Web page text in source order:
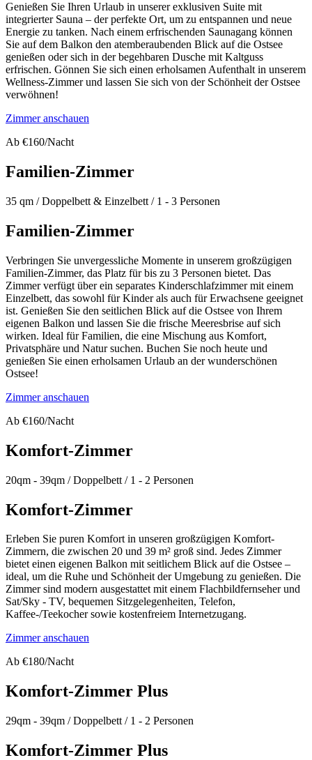
Genießen Sie Ihren Urlaub in unserer exklusiven Suite mit
integrierter Sauna – der perfekte Ort, um zu entspannen und neue
Energie zu tanken. Nach einem erfrischenden Saunagang können
Sie auf dem Balkon den atemberaubenden Blick auf die Ostsee
genießen oder sich in der begehbaren Dusche mit Kaltguss
erfrischen. Gönnen Sie sich einen erholsamen Aufenthalt in unserem
Wellness-Zimmer und lassen Sie sich von der Schönheit der Ostsee
verwöhnen!
Zimmer anschauen
Ab €160/Nacht
Familien-Zimmer
35 qm / Doppelbett & Einzelbett / 1 - 3 Personen
Familien-Zimmer
Verbringen Sie unvergessliche Momente in unserem großzügigen
Familien-Zimmer, das Platz für bis zu 3 Personen bietet. Das
Zimmer verfügt über ein separates Kinderschlafzimmer mit einem
Einzelbett, das sowohl für Kinder als auch für Erwachsene geeignet
ist. Genießen Sie den seitlichen Blick auf die Ostsee von Ihrem
eigenen Balkon und lassen Sie die frische Meeresbrise auf sich
wirken. Ideal für Familien, die eine Mischung aus Komfort,
Privatsphäre und Natur suchen. Buchen Sie noch heute und
genießen Sie einen erholsamen Urlaub an der wunderschönen
Ostsee!
Zimmer anschauen
Ab €160/Nacht
Komfort-Zimmer
20qm - 39qm / Doppelbett / 1 - 2 Personen
Komfort-Zimmer
Erleben Sie puren Komfort in unseren großzügigen Komfort-
Zimmern, die zwischen 20 und 39 m² groß sind. Jedes Zimmer
bietet einen eigenen Balkon mit seitlichem Blick auf die Ostsee –
ideal, um die Ruhe und Schönheit der Umgebung zu genießen. Die
Zimmer sind modern ausgestattet mit einem Flachbildfernseher und
Sat/Sky - TV, bequemen Sitzgelegenheiten, Telefon,
Kaffee-/Teekocher sowie kostenfreiem Internetzugang.
Zimmer anschauen
Ab €180/Nacht
Komfort-Zimmer Plus
29qm - 39qm / Doppelbett / 1 - 2 Personen
Komfort-Zimmer Plus